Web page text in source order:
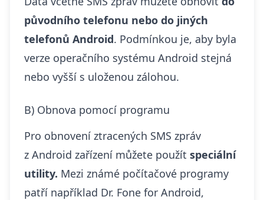
původního telefonu nebo do jiných
telefonů Android. Podmínkou je, aby byla
verze operačního systému Android stejná
nebo vyšší s uloženou zálohou.
B) Obnova pomocí programu
Pro obnovení ztracených SMS zpráv
z Android zařízení můžete použít speciální
utility. Mezi známé počítačové programy
patří například Dr. Fone for Android,